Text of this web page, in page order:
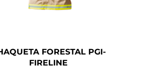
FORESTAL PGI-
FIRELINE